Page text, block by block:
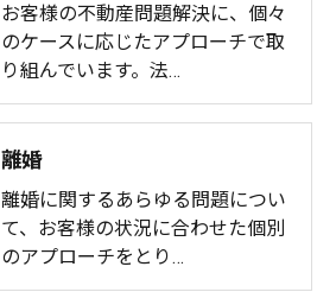
お客様の不動産問題解決に、個々
のケースに応じたアプローチで取
り組んでいます。法…
離婚
離婚に関するあらゆる問題につい
て、お客様の状況に合わせた個別
のアプローチをとり…